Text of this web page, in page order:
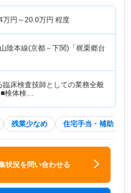
万円～20.0万円 程度
山陰本線(京都－下関)「梶栗郷台
臨床検査技師としての業務全般
■検体検…
残業少なめ 住宅手当・補助
状況を問い合わせる